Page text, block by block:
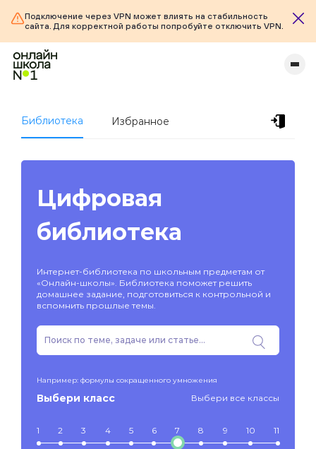
Подключение через VPN может влиять на стабильность
сайта. Для корректной работы попробуйте отключить VPN.
Библиотека Избранное
Цифровая
библиотека
Интернет-библиотека по школьным предметам от
«Онлайн-школы». Библиотека поможет решить
домашнее задание, подготовиться к контрольной и
вспомнить прошлые темы.
Например: формулы сокращенного умножения
Выбери класс Выбери все классы
1 2 3 4 5 6 7 8 9 10 11